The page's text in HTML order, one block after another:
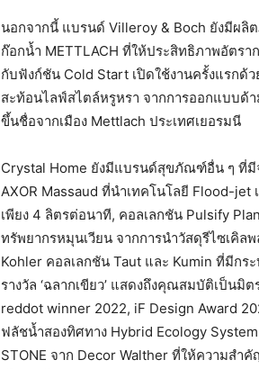
นอกจากนี้ แบรนด์ Villeroy & Boch ยังมีผลิ
ก๊อกน้ำ METTLACH ที่ให้ประสิทธิภาพอัตร
กับฟังก์ชัน Cold Start เปิดใช้งานครั้งแรกด้
สะท้อนไลฟ์สไตล์หรูหรา จากการออกแบบด้
ขึ้นชื่อจากเมือง Mettlach ประเทศเยอรมนี
Crystal Home ยังมีแบรนด์สุขภัณฑ์อื่น ๆ ที่มี
AXOR Massaud ที่นำเทคโนโลยี Flood-
เพียง 4 ลิตรต่อนาที, คอลเลกชัน Pulsify
ทรัพยากรหมุนเวียน จากการนำวัสดุรีไซเคิ
Kohler คอลเลกชัน Taut และ Kumin ที่มีก
รางวัล ‘ฉลากเขียว’ แสดงถึงคุณสมบัติเป็น
reddot winner 2022, iF Design Award
ฟลัชน้ำสองทิศทาง Hybrid Ecology
STONE จาก Decor Walther ที่ให้ความส